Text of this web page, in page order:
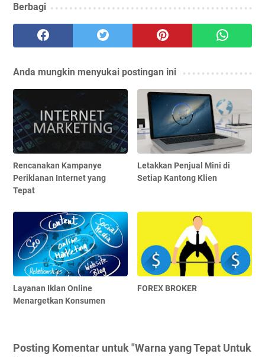
Berbagi
Anda mungkin menyukai postingan ini
Rencanakan Kampanye
Periklanan Internet yang
Tepat
Letakkan Penjual Mini di
Setiap Kantong Klien
Layanan Iklan Online
Menargetkan Konsumen
FOREX BROKER
Posting Komentar untuk "Warna yang Tepat Untuk